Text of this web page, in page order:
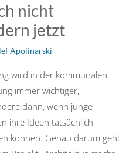
nicht
jetzt
Apolinarski
wird in der kommunalen
immer wichtiger,
dann, wenn junge
ihre Ideen tatsächlich
können. Genau darum geht